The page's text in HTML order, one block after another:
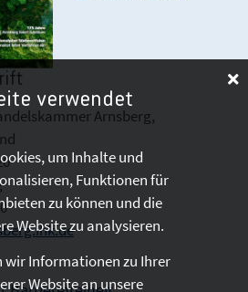
Arnsberg,
verwendet
um Inhalte und
Funktionen für
zu können und die
Website zu analysieren.
wir Informationen zu Ihrer
Website an unsere